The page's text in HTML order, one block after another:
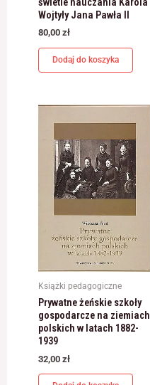
Wojtyły Jana Pawła II
80,00 zł
Dodaj do koszyka
Książki pedagogiczne
Prywatne żeńskie szkoły
gospodarcze na ziemiach
polskich w latach 1882-
1939
32,00 zł